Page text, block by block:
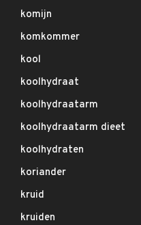
komijn
komkommer
kool
koolhydraat
koolhydraatarm
koolhydraatarm dieet
koolhydraten
koriander
kruid
kruiden